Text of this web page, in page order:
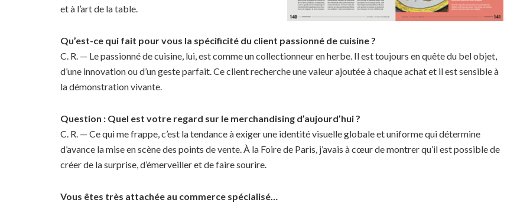
et à l’art de la table.
Qu’est-ce qui fait pour vous la spécificité du client passionné de cuisine ?
C. R. — Le passionné de cuisine, lui, est comme un collectionneur en herbe. Il est toujours en quête du bel objet,
d’une innovation ou d’un geste parfait. Ce client recherche une valeur ajoutée à chaque achat et il est sensible à
la démonstration vivante.
Question : Quel est votre regard sur le merchandising d’aujourd’hui ?
C. R. — Ce qui me frappe, c’est la tendance à exiger une identité visuelle globale et uniforme qui détermine
d’avance la mise en scène des points de vente. À la Foire de Paris, j’avais à cœur de montrer qu’il est possible de
créer de la surprise, d’émerveiller et de faire sourire.
Vous êtes très attachée au commerce spécialisé…